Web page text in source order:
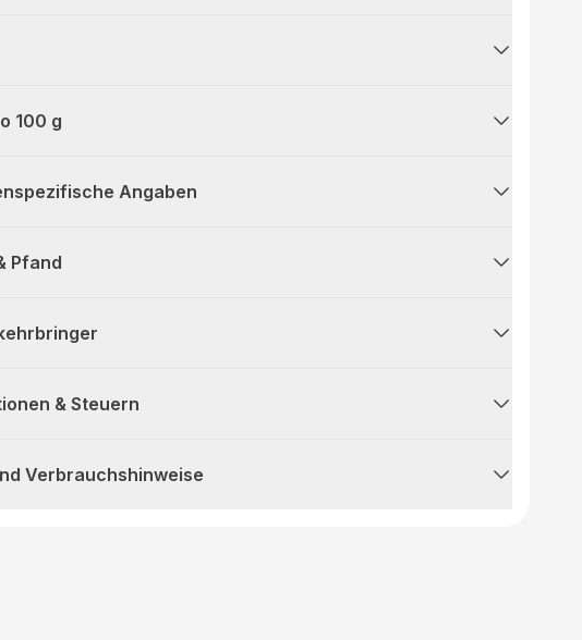
100 g
Angaben
Pfand
& Steuern
Verbrauchshinweise